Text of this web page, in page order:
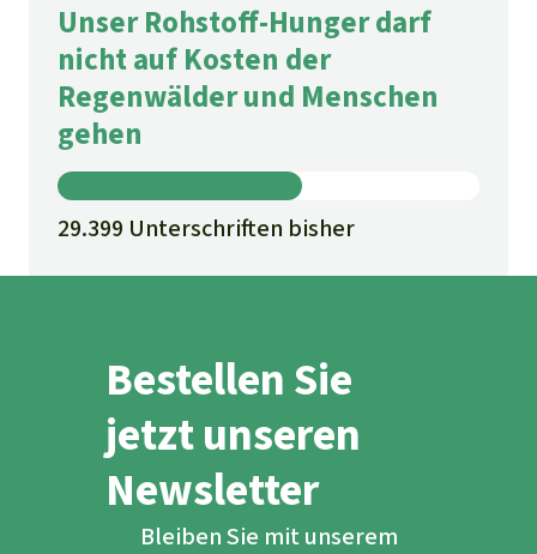
Unser Rohstoff-Hunger darf
nicht auf Kosten der
Regenwälder und Menschen
gehen
29.399 Unterschriften bisher
Bestellen Sie
jetzt unseren
Newsletter
Bleiben Sie mit unserem